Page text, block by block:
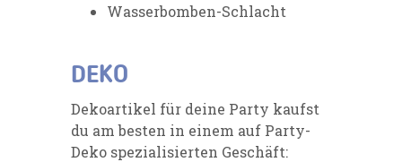
Wasserbomben-Schlacht
DEKO
Dekoartikel für deine Party kaufst
du am besten in einem auf Party-
Deko spezialisierten Geschäft: